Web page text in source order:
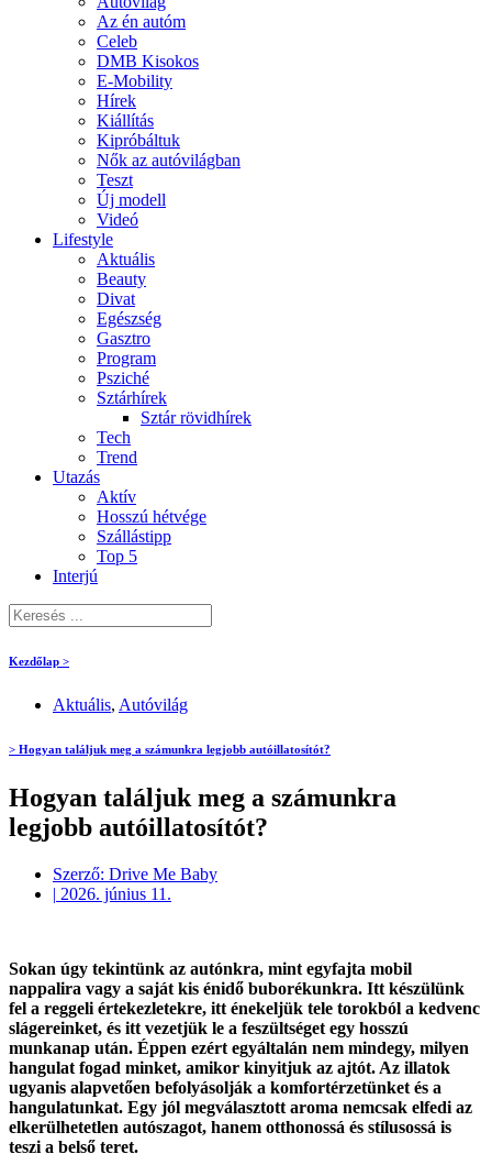
Az én autóm
Celeb
DMB Kisokos
E-Mobility
Hírek
Kiállítás
Kipróbáltuk
Nők az autóvilágban
Teszt
Új modell
Videó
Lifestyle
Aktuális
Beauty
Divat
Egészség
Gasztro
Program
Psziché
Sztárhírek
Sztár rövidhírek
Tech
Trend
Utazás
Aktív
Hosszú hétvége
Szállástipp
Top 5
Interjú
Kezdőlap >
Aktuális, Autóvilág
> Hogyan találjuk meg a számunkra legjobb autóillatosítót?
Hogyan találjuk meg a számunkra
legjobb autóillatosítót?
Szerző: Drive Me Baby
| 2026. június 11.
Sokan úgy tekintünk az autónkra, mint egyfajta mobil
nappalira vagy a saját kis énidő buborékunkra. Itt készülünk
fel a reggeli értekezletekre, itt énekeljük tele torokból a kedvenc
slágereinket, és itt vezetjük le a feszültséget egy hosszú
munkanap után. Éppen ezért egyáltalán nem mindegy, milyen
hangulat fogad minket, amikor kinyitjuk az ajtót. Az illatok
ugyanis alapvetően befolyásolják a komfortérzetünket és a
hangulatunkat. Egy jól megválasztott aroma nemcsak elfedi az
elkerülhetetlen autószagot, hanem otthonossá és stílusossá is
teszi a belső teret.